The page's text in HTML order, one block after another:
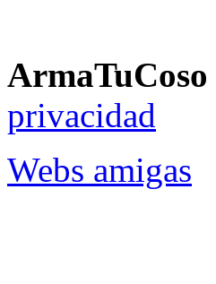
ArmaTuCoso
privacidad
Webs amigas